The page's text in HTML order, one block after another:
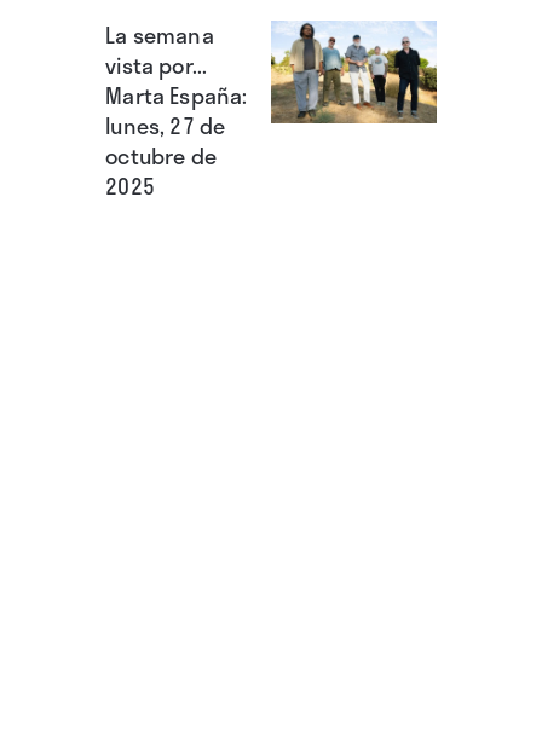
La semana
vista por...
Marta España:
lunes, 27 de
octubre de
2025